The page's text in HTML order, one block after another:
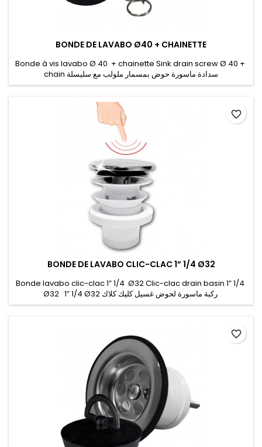
BONDE DE LAVABO Ø40 + CHAINETTE
Bonde à vis lavabo Ø 40 + chainette Sink drain screw Ø 40 +
chain سدادة ماسورة حوض بمسمار ملولب مع سليسلة
BONDE DE LAVABO CLIC-CLAC 1” 1/4 Ø32
Bonde lavabo clic-clac 1” 1/4 Ø32 Clic-clac drain basin 1” 1/4
Ø32 1” 1/4 Ø32 ركبة ماسورة لحوض غسيل كليك كلاك
favorite_border
favorite_border